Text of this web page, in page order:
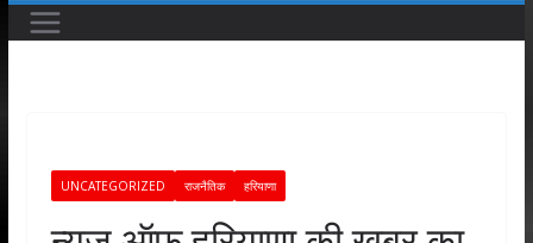
UNCATEGORIZED राजनैतिक हरियाणा